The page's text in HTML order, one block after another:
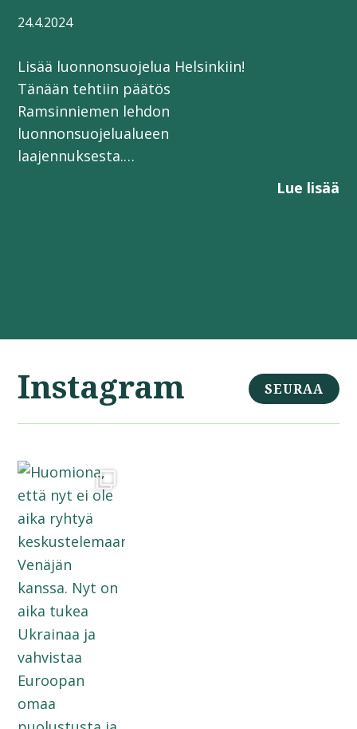
24.4.2024
Lisää luonnonsuojelua Helsinkiin!
Tänään tehtiin päätös
Ramsinniemen lehdon
luonnonsuojelualueen
laajennuksesta.…
Lue lisää
Instagram SEURAA